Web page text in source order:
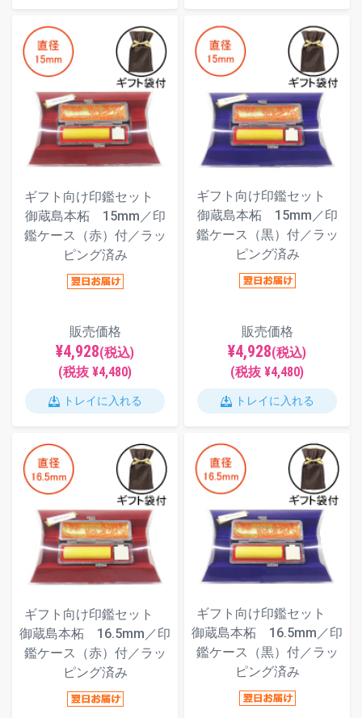
ギフト向け印鑑セット
御蔵島本柘 15mm／印
鑑ケース（赤）付／ラッ
ピング済み
販売価格
¥4,928(税込)
(税抜 ¥4,480)
トレイに入れる
ギフト向け印鑑セット
御蔵島本柘 15mm／印
鑑ケース（黒）付／ラッ
ピング済み
販売価格
¥4,928(税込)
(税抜 ¥4,480)
トレイに入れる
ギフト向け印鑑セット
御蔵島本柘 16.5mm／印
鑑ケース（赤）付／ラッ
ピング済み
ギフト向け印鑑セット
御蔵島本柘 16.5mm／印
鑑ケース（黒）付／ラッ
ピング済み